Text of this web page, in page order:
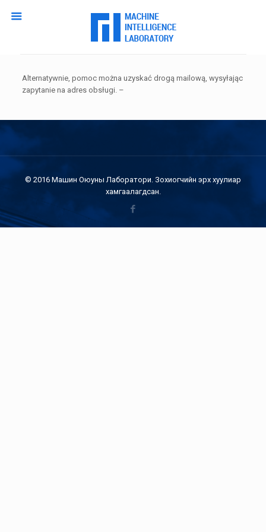
Alternatywnie, pomoc można uzyskać drogą mailową, wysyłając
zapytanie na adres obsługi. –
© 2016 Машин Оюуны Лаборатори. Зохиогчийн эрх хуулиар
хамгаалагдсан.